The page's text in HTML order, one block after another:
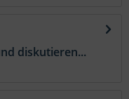
diskutieren...